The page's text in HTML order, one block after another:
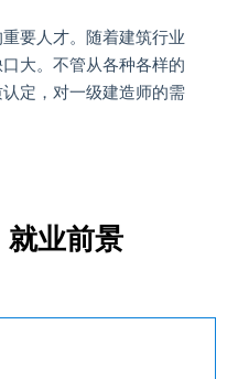
要人才。随着建筑行业
大。不管从各种各样的
定，对一级建造师的需
就业前景